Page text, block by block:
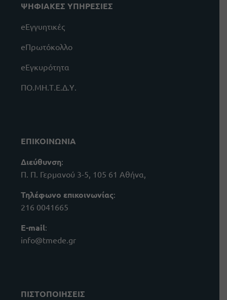
ΨΗΦΙΑΚΕΣ ΥΠΗΡΕΣΙΕΣ
eΕγγυητικές
eΠρωτόκολλο
eΕγκυρότητα
ΠΟ.ΜΗ.Τ.Ε.Δ.Υ.
ΕΠΙΚΟΙΝΩΝΙΑ
Διεύθυνση:
Π. Π. Γερμανού 3-5, 105 61 Αθήνα,
Τηλέφωνο επικοινωνίας:
216 0041665
E-mail:
info@tmede.gr
ΠΙΣΤΟΠΟΙΗΣΕΙΣ